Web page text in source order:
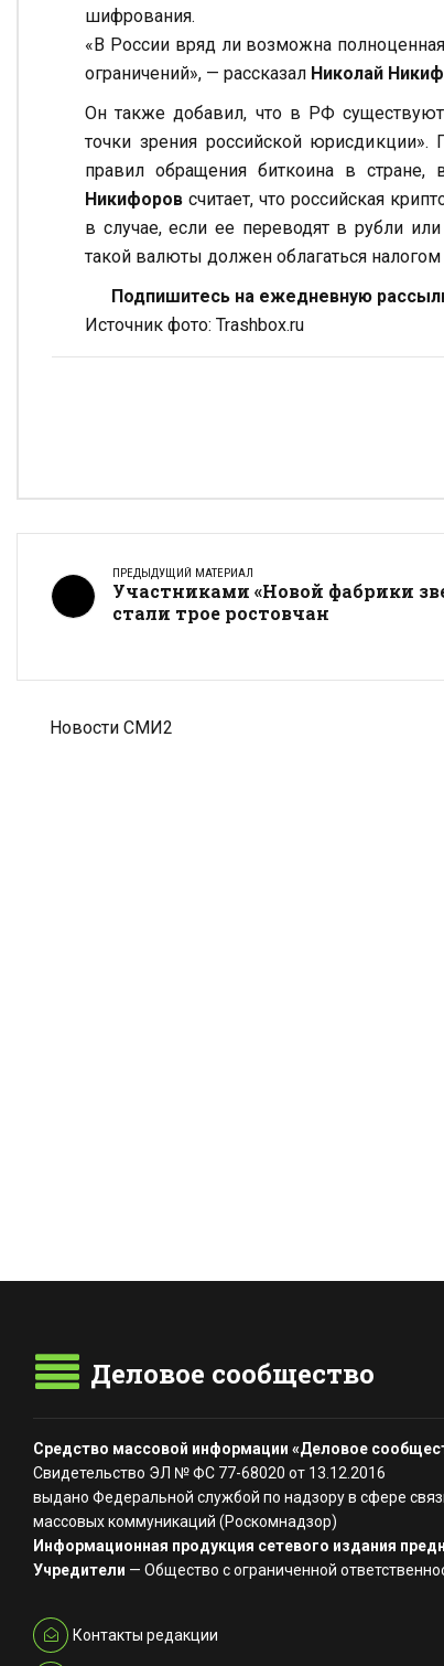
шифрования.
«В России вряд ли возможна полноценная
ограничений», — рассказал Николай
Он также добавил, что в РФ
точки зрения российской
правил обращения биткоина в стране,
Никифоров считает, что российская
в случае, если ее переводят в рубли
такой валюты должен облагаться
Подпишитесь на ежедневную
Источник фото: Trashbox.ru
ПРЕДЫДУЩИЙ МАТЕРИАЛ
Участниками «Новой фабрики
стали трое ростовчан
Новости СМИ2
Деловое сообщество
Средство массовой информации «Деловое
Свидетельство ЭЛ № ФС 77-68020 от 13.12.2016
выдано Федеральной службой по надзору в сфере
массовых коммуникаций (Роскомнадзор)
Информационная продукция сетевого издания
Учредители — Общество с ограниченной
Контакты редакции